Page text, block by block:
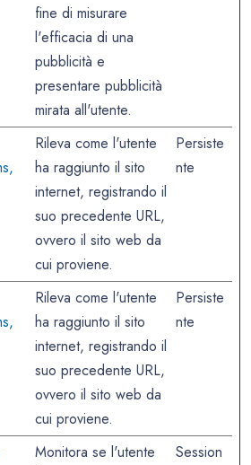
fine di misurare
l'efficacia di una
pubblicità e
presentare pubblicità
mirata all'utente.
Rileva come l'utente
ha raggiunto il sito
internet, registrando il
suo precedente URL,
ovvero il sito web da
cui proviene.
Persiste
nte
Rileva come l'utente
ha raggiunto il sito
internet, registrando il
suo precedente URL,
ovvero il sito web da
cui proviene.
Persiste
nte
Monitora se l'utente
Session